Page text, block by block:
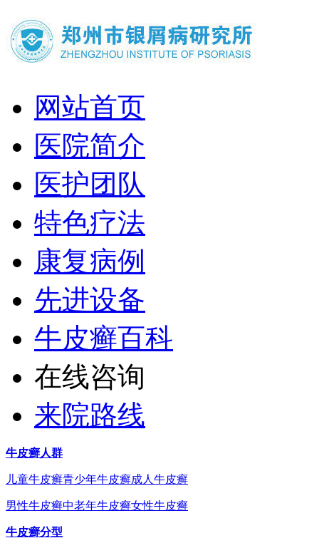
网站首页
医院简介
医护团队
特色疗法
康复病例
先进设备
牛皮癣百科
在线咨询
来院路线
牛皮癣人群
儿童牛皮癣青少年牛皮癣成人牛皮癣
男性牛皮癣中老年牛皮癣女性牛皮癣
牛皮癣分型